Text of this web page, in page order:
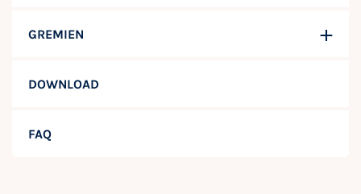
GREMIEN
DOWNLOAD
FAQ